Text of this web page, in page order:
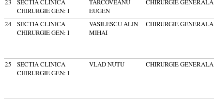
23
SECTIA CLINICA
CHIRURGIE GEN: I
TARCOVEANU
EUGEN
CHIRURGIE GENERALA
24
SECTIA CLINICA
CHIRURGIE GEN: I
VASILESCU ALIN
MIHAI
CHIRURGIE GENERALA
25
SECTIA CLINICA
CHIRURGIE GEN: I
VLAD NUTU CHIRURGIE GENERALA